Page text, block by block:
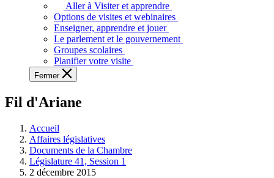
voir,
apprendre
et
à
à
législative.
Aller à Visiter et apprendre
Options de visites et webinaires
Enseigner, apprendre et jouer
Le parlement et le gouvernement
Groupes scolaires
Planifier votre visite
Fermer
Fil d'Ariane
Accueil
Affaires législatives
Documents de la Chambre
Législature 41, Session 1
2 décembre 2015